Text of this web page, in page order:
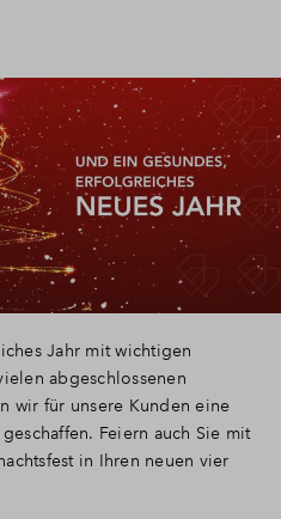
Jahr mit wichtigen
abgeschlossenen
wir für unsere Kunden eine
Feiern auch Sie mit
in Ihren neuen vier